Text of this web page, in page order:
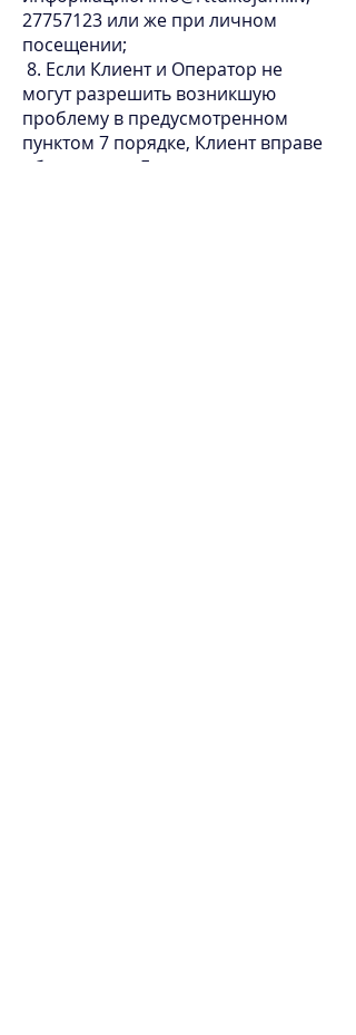
27757123 или же при личном
посещении;
8. Если Клиент и Оператор не
могут разрешить возникшую
проблему в предусмотренном
пунктом 7 порядке, Клиент вправе
обратиться в Государственную